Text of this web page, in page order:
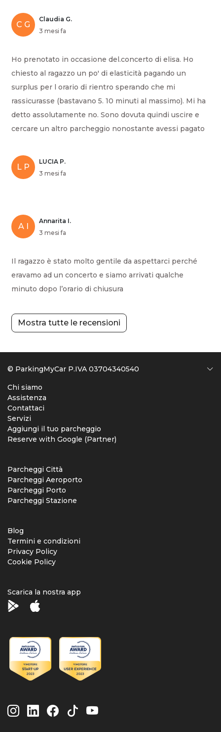
C G
Claudia G.
3 mesi fa
Ho prenotato in occasione del.concerto di elisa. Ho
chiesto al ragazzo un po' di elasticità pagando un
surplus per l orario di rientro sperando che mi
rassicurasse (bastavano 5. 10 minuti al massimo). Mi ha
detto assolutamente no. Sono dovuta quindi uscire e
cercare un altro parcheggio nonostante avessi pagato
L P
LUCIA P.
3 mesi fa
A I
Annarita I.
3 mesi fa
Il ragazzo è stato molto gentile da aspettarci perché
eravamo ad un concerto e siamo arrivati qualche
minuto dopo l’orario di chiusura
Mostra tutte le recensioni
© ParkingMyCar P.IVA 03704340540
Chi siamo
Assistenza
Contattaci
Servizi
Aggiungi il tuo parcheggio
Reserve with Google (Partner)
Parcheggi Città
Parcheggi Aeroporto
Parcheggi Porto
Parcheggi Stazione
Blog
Termini e condizioni
Privacy Policy
Cookie Policy
Scarica la nostra app